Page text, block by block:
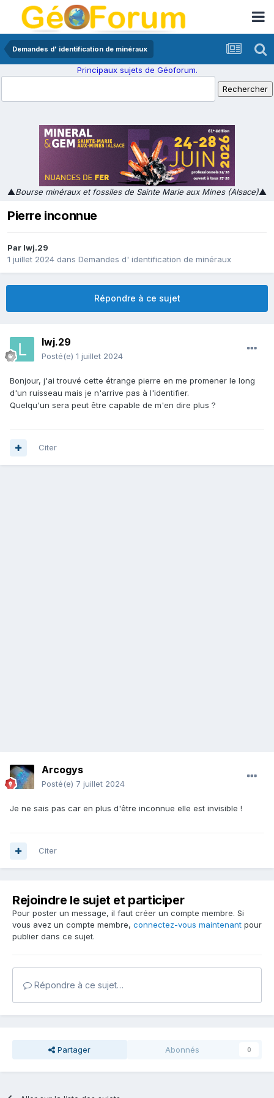
Demandes d' identification de minéraux
Principaux sujets de Géoforum.
▲Bourse minéraux et fossiles de Sainte Marie aux Mines (Alsace)▲
Pierre inconnue
Par lwj.29
1 juillet 2024 dans Demandes d' identification de minéraux
Répondre à ce sujet
lwj.29
Posté(e) 1 juillet 2024
Bonjour, j'ai trouvé cette étrange pierre en me promener le long
d'un ruisseau mais je n'arrive pas à l'identifier.
Quelqu'un sera peut être capable de m'en dire plus ?
Citer
Arcogys
Posté(e) 7 juillet 2024
Je ne sais pas car en plus d'être inconnue elle est invisible !
Citer
Rejoindre le sujet et participer
Pour poster un message, il faut créer un compte membre. Si
vous avez un compte membre, connectez-vous maintenant pour
publier dans ce sujet.
Répondre à ce sujet…
Partager Abonnés 0